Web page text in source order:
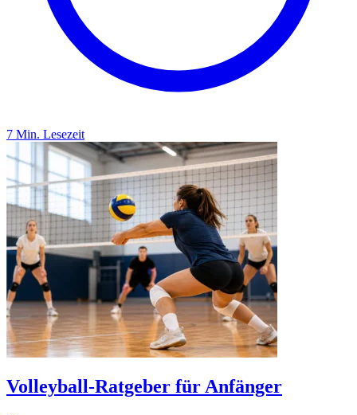
7 Min. Lesezeit
Volleyball-Ratgeber für Anfänger